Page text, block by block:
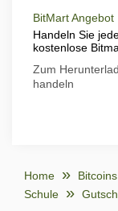
BitMart Angebot
Handeln Sie
kostenlose
Zum
handeln
Home Bitcoins
Schule